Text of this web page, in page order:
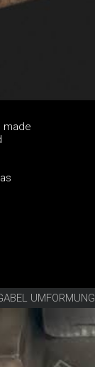
made
UMFORMUNG